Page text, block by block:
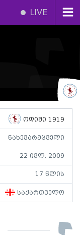
LIVE
ოდიში 1919
ნახევარმცველი
22 ივლ. 2009
17 წლის
საქართველო